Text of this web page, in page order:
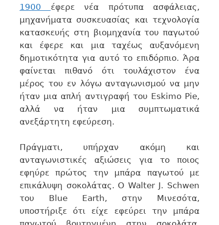
1900 έφερε νέα πρότυπα ασφάλειας,
μηχανήματα συσκευασίας και τεχνολογία
κατασκευής στη βιομηχανία του παγωτού
και έφερε και μια ταχέως αυξανόμενη
δημοτικότητα για αυτό το επιδόρπιο. Άρα
φαίνεται πιθανό ότι τουλάχιστον ένα
μέρος του εν λόγω ανταγωνισμού να μην
ήταν μια απλή αντιγραφή του Eskimo Pie,
αλλά να ήταν μια συμπτωματικά
ανεξάρτητη εφεύρεση.
Πράγματι, υπήρχαν ακόμη και
ανταγωνιστικές αξιώσεις για το ποιος
εφηύρε πρώτος την μπάρα παγωτού με
επικάλυψη σοκολάτας. Ο Walter J. Schwen
του Blue Earth, στην Μινεσότα,
υποστήριξε ότι είχε εφεύρει την μπάρα